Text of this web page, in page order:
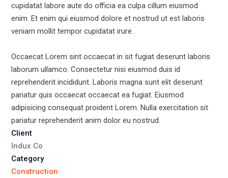
cupidatat labore aute do officia ea culpa cillum eiusmod
enim. Et enim qui eiusmod dolore et nostrud ut est laboris
veniam mollit tempor cupidatat irure.
Occaecat Lorem sint occaecat in sit fugiat deserunt laboris
laborum ullamco. Consectetur nisi eiusmod duis id
reprehenderit incididunt. Laboris magna sunt elit deserunt
pariatur quis occaecat occaecat ea fugiat. Eiusmod
adipisicing consequat proident Lorem. Nulla exercitation sit
pariatur reprehenderit anim dolor eu nostrud.
Client
Indux Co
Category
Construction